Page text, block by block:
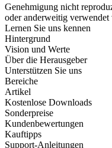
Genehmigung nicht
oder anderweitig verwendet
Lernen Sie uns kennen
Hintergrund
Vision und Werte
Über die Herausgeber
Unterstützen Sie uns
Bereiche
Artikel
Kostenlose Downloads
Sonderpreise
Kundenbewertungen
Kauftipps
Support-Anleitungen